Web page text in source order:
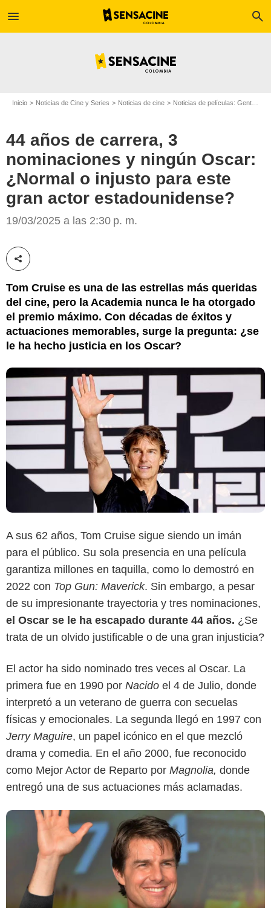
menu search
Inicio Noticias de Cine y Series Noticias de cine Noticias de películas: Gente
44 años de carrera, 3
nominaciones y ningún Oscar:
¿Normal o injusto para este
gran actor estadounidense?
19/03/2025 a las 2:30 p. m.
Compartir esta noticia
Tom Cruise es una de las estrellas más queridas
del cine, pero la Academia nunca le ha otorgado
el premio máximo. Con décadas de éxitos y
actuaciones memorables, surge la pregunta: ¿se
le ha hecho justicia en los Oscar?
A sus 62 años, Tom Cruise sigue siendo un imán
para el público. Su sola presencia en una película
garantiza millones en taquilla, como lo demostró en
2022 con Top Gun: Maverick. Sin embargo, a pesar
de su impresionante trayectoria y tres nominaciones,
el Oscar se le ha escapado durante 44 años. ¿Se
trata de un olvido justificable o de una gran injusticia?
El actor ha sido nominado tres veces al Oscar. La
primera fue en 1990 por Nacido el 4 de Julio, donde
interpretó a un veterano de guerra con secuelas
físicas y emocionales. La segunda llegó en 1997 con
Jerry Maguire, un papel icónico en el que mezcló
drama y comedia. En el año 2000, fue reconocido
como Mejor Actor de Reparto por Magnolia, donde
entregó una de sus actuaciones más aclamadas.
Google